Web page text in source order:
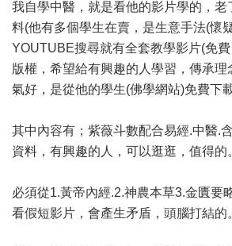
我自學中醫，就是看他的影片學的，老
料(他有多個學生在賣，是生意手法(懷
YOUTUBE搜尋就有全套教學影片(免
版權，希望給有興趣的人學習，傳承理
氣好，是從他的學生(佛學網站)免費下載
其中內容有；紫薇斗數配合易經.中醫.
資料，有興趣的人，可以逛逛，值得的
必須從1.黃帝內經.2.神農本草3.金匱要
看假短影片，會產生矛盾，頭腦打結的